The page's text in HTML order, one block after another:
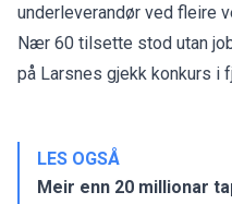
underleverandør ved fleire
Nær 60 tilsette stod utan
på Larsnes gjekk konkurs i
LES OGSÅ
Meir enn 20 millionar